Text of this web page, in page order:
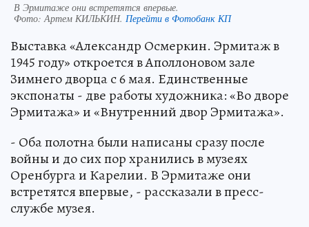
В Эрмитаже они встретятся впервые.
Фото:Артем КИЛЬКИН. Перейти в Фотобанк КП
Выставка «Александр Осмеркин. Эрмитаж в
1945 году» откроется в Аполлоновом зале
Зимнего дворца с 6 мая. Единственные
экспонаты - две работы художника: «Во дворе
Эрмитажа» и «Внутренний двор Эрмитажа».
- Оба полотна были написаны сразу после
войны и до сих пор хранились в музеях
Оренбурга и Карелии. В Эрмитаже они
встретятся впервые, - рассказали в пресс-
службе музея.